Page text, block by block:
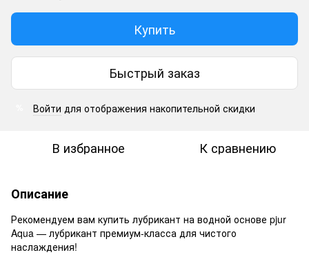
Купить
Быстрый заказ
Войти для отображения накопительной скидки
В избранное К сравнению
Описание
Рекомендуем вам купить лубрикант на водной основе pjur
Aqua — лубрикант премиум-класса для чистого
наслаждения!